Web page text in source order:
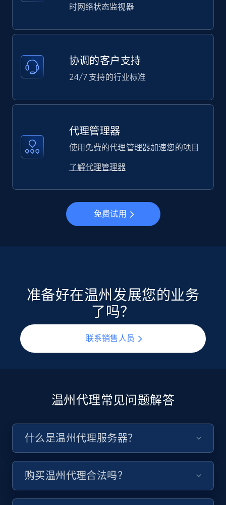
时网络状态监视器
协调的客户支持
24/7 支持的行业标准
代理管理器
使用免费的代理管理器加速您的项目
了解代理管理器
免费试用
准备好在温州发展您的业务
了吗？
联系销售人员
温州代理常见问题解答
什么是温州代理服务器？
购买温州代理合法吗？